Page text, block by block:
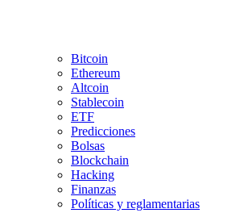
Bitcoin
Ethereum
Altcoin
Stablecoin
ETF
Predicciones
Bolsas
Blockchain
Hacking
Finanzas
Políticas y reglamentarias